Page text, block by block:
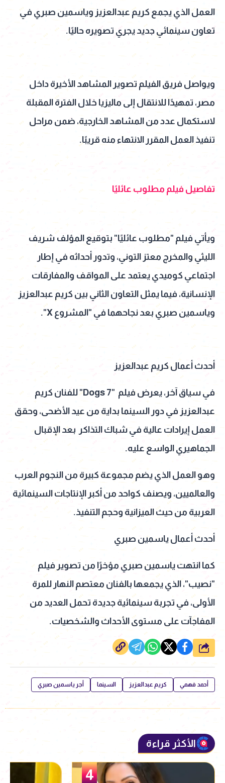
العمل الذي يجمع كريم عبدالعزيز وياسمين صبري في
تعاون سينمائي جديد يجري تصويره حاليًا.
ويواصل فريق الفيلم تصوير المشاهد الأخيرة داخل
مصر، تمهيدًا للانتقال إلى ماليزيا خلال الفترة المقبلة
لاستكمال عدد من المشاهد الخارجية، ضمن مراحل
تنفيذ العمل المقرر الانتهاء منه قريبًا.
تفاصيل فيلم مطلوب عائليًا
ويأتي فيلم "مطلوب عائليًا" بتوقيع المؤلف شريف
الليثي والمخرج معتز التوني، وتدور أحداثه في إطار
اجتماعي كوميدي يعتمد على المواقف والمفارقات
الإنسانية، فيما يمثل التعاون الثاني بين كريم عبدالعزيز
وياسمين صبري بعد نجاحهما في "المشروع X".
أحدث أعمال كريم عبدالعزيز
في سياق آخر، يعرض فيلم "7 Dogs" للفنان كريم
عبدالعزيز في دور السينما بداية من عيد الأضحى، وحقق
العمل إيرادات عالية في شباك التذاكر بعد الإقبال
الجماهيري الواسع عليه.
وهو العمل الذي يضم مجموعة كبيرة من النجوم العرب
والعالميين، ويصنف كواحد من أكبر الإنتاجات السينمائية
العربية من حيث الميزانية وحجم التنفيذ.
أحدث أعمال ياسمين صبري
كما انتهت ياسمين صبري مؤخرًا من تصوير فيلم
"نصيب"، الذي يجمعها بالفنان معتصم النهار للمرة
الأولى، في تجربة سينمائية جديدة تحمل العديد من
المفاجآت على مستوى الأحداث والشخصيات.
شارك
أحمد فهمي كريم عبدالعزيز السينما أجر ياسمين صبري
الأكثر قراءة
5